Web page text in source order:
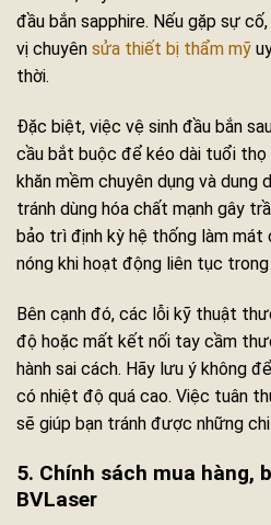
đầu bắn sapphire. Nếu gặp sự
vị chuyên sửa thiết bị thẩm mỹ
thời.
Đặc biệt, việc vệ sinh đầu bắn
cầu bắt buộc để kéo dài tuổi thọ
khăn mềm chuyên dụng và dung
tránh dùng hóa chất mạnh gây
bảo trì định kỳ hệ thống làm mát
nóng khi hoạt động liên tục trong
Bên cạnh đó, các lỗi kỹ thuật
độ hoặc mất kết nối tay cầm
hành sai cách. Hãy lưu ý không
có nhiệt độ quá cao. Việc tuân
sẽ giúp bạn tránh được những
5. Chính sách mua hàng,
BVLaser